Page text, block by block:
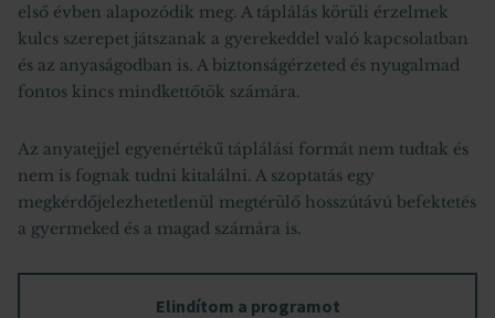
első évben alapozódik meg. A táplálás körüli érzelmek
kulcs szerepet játszanak a gyerekeddel való kapcsolatban
és az anyaságodban is. A biztonságérzeted és nyugalmad
fontos kincs mindkettőtök számára.
Az anyatejjel egyenértékű táplálási formát nem tudtak és
nem is fognak tudni kitalálni. A szoptatás egy
megkérdőjelezhetetlenül megtérülő hosszútávú befektetés
a gyermeked és a magad számára is.
Elindítom a programot